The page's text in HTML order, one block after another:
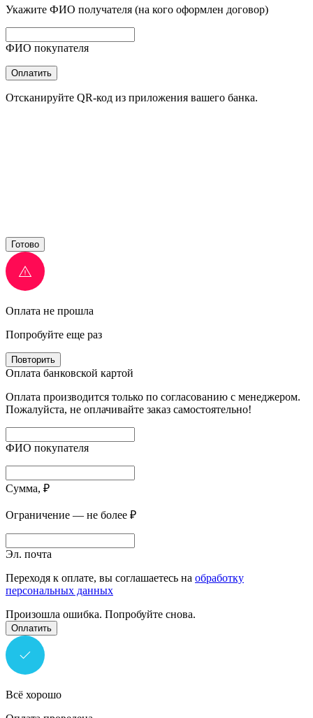
Укажите ФИО получателя (на кого оформлен договор)
ФИО покупателя
Оплатить
Отсканируйте QR-код из приложения вашего банка.
Готово
Оплата не прошла
Попробуйте еще раз
Повторить
Оплата банковской картой
Оплата производится только по согласованию с менеджером.
Пожалуйста, не оплачивайте заказ самостоятельно!
ФИО покупателя
Сумма, ₽
Ограничение — не более ₽
Эл. почта
Переходя к оплате, вы соглашаетесь на обработку
персональных данных
Произошла ошибка. Попробуйте снова.
Оплатить
Всё хорошо